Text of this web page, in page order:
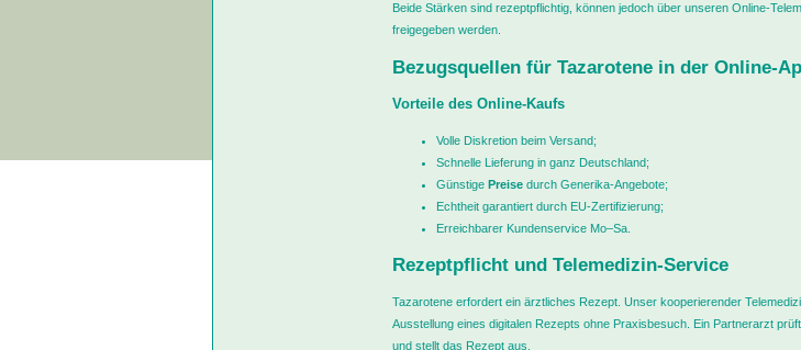
Beide Stärken sind rezeptpflichtig, können jedoch über unseren Online-
freigegeben werden.
Bezugsquellen für Tazarotene in der Online-
Vorteile des Online-Kaufs
Volle Diskretion beim Versand;
Schnelle Lieferung in ganz Deutschland;
Günstige Preisedurch Generika-Angebote;
Echtheit garantiert durch EU-Zertifizierung;
Erreichbarer Kundenservice Mo–Sa.
Rezeptpflicht und Telemedizin-Service
Tazarotene erfordert ein ärztliches Rezept. Unser kooperierender
Ausstellung eines digitalen Rezepts ohne Praxisbesuch. Ein Partnerarzt
und stellt das Rezept aus.